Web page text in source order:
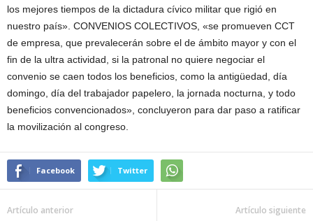
los mejores tiempos de la dictadura cívico militar que rigió en
nuestro país». CONVENIOS COLECTIVOS, «se promueven CCT
de empresa, que prevalecerán sobre el de ámbito mayor y con el
fin de la ultra actividad, si la patronal no quiere negociar el
convenio se caen todos los beneficios, como la antigüedad, día
domingo, día del trabajador papelero, la jornada nocturna, y todo
beneficios convencionados», concluyeron para dar paso a ratificar
la movilización al congreso.
Facebook Twitter
Artículo anterior Artículo siguiente